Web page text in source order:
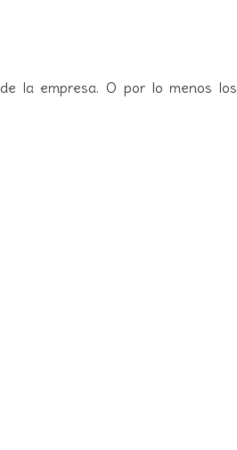
la empresa. O por lo menos los